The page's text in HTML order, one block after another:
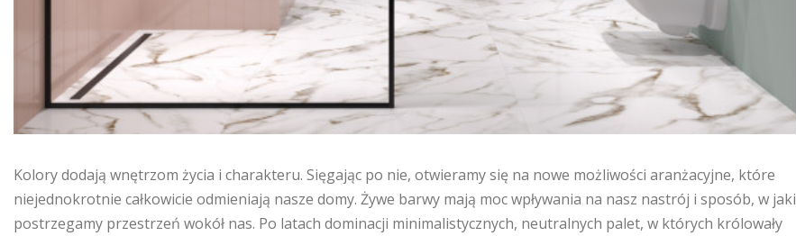
Kolory dodają wnętrzom życia i charakteru. Sięgając po nie, otwieramy się na nowe możliwości aranżacyjne, które
niejednokrotnie całkowicie odmieniają nasze domy. Żywe barwy mają moc wpływania na nasz nastrój i sposób, w jaki
postrzegamy przestrzeń wokół nas. Po latach dominacji minimalistycznych, neutralnych palet, w których królowały